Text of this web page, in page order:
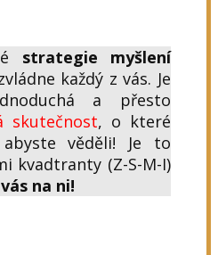
strategie myšlení
každý z vás. Je
a přesto
skutečnost, o které
věděli! Je to
kvadtranty (Z-S-M-I)
na ni!
Zajímá mě více